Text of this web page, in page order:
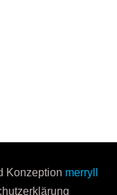
Konzeption merryll